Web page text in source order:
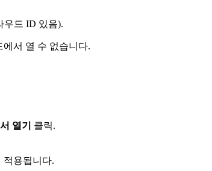
우드 ID 있음).
서 열 수 없습니다.
열기
클릭.
적용됩니다.